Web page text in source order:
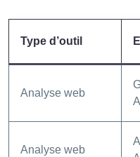
Type d’outil
Analyse web
Analyse web